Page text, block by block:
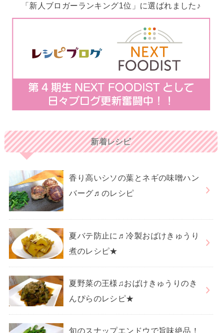
「新人ブロガーランキング1位」に選ばれました♪
新着レシピ
香り高いシソの葉とネギの味噌ハン
バーグ♬のレシピ
夏バテ防止に♬冷製おばけきゅうり
煮のレシピ★
夏野菜の王様♫おばけきゅうりのき
んぴらのレシピ★
旬のスナップエンドウで旨味絶品！